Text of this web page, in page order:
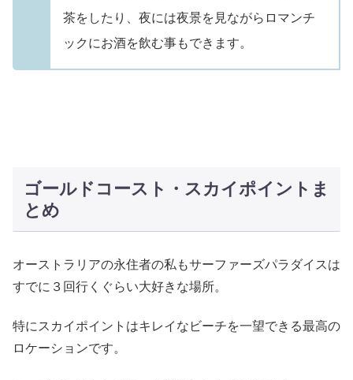
茶をしたり、夜には夜景を見ながらロマンチ
ックにお酒を飲む事もできます。
ゴールドコースト・スカイポイントま
とめ
オーストラリアの永住者の私もサーファーズパラダイスは
すでに３回行くぐらい大好きな場所。
特にスカイポイントはキレイなビーチを一望できる最高の
ロケーションです。